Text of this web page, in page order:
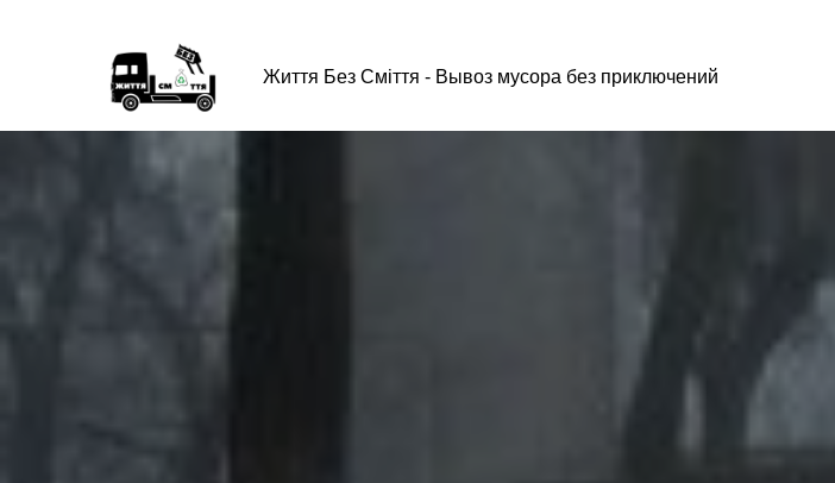
Життя Без Сміття - Вывоз мусора без приключений